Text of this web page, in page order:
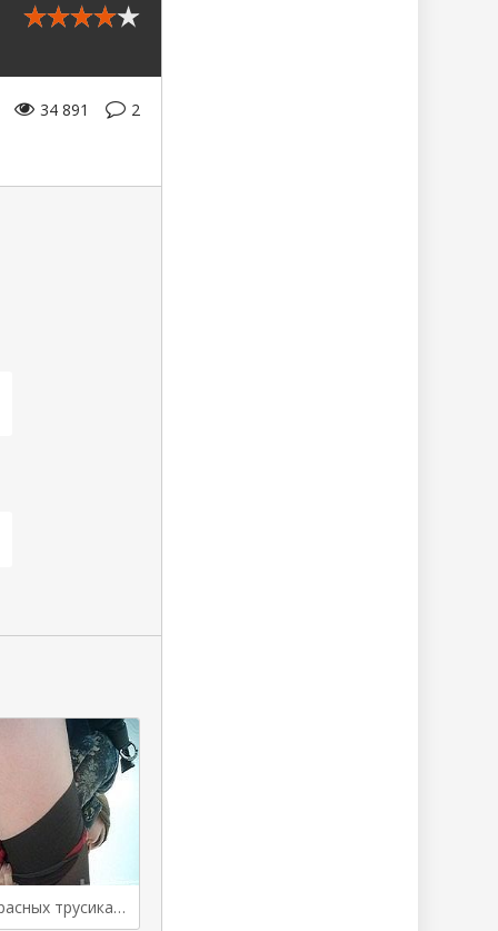
2
34 891
Женщина в красных трусиках спалилась писая в туалете